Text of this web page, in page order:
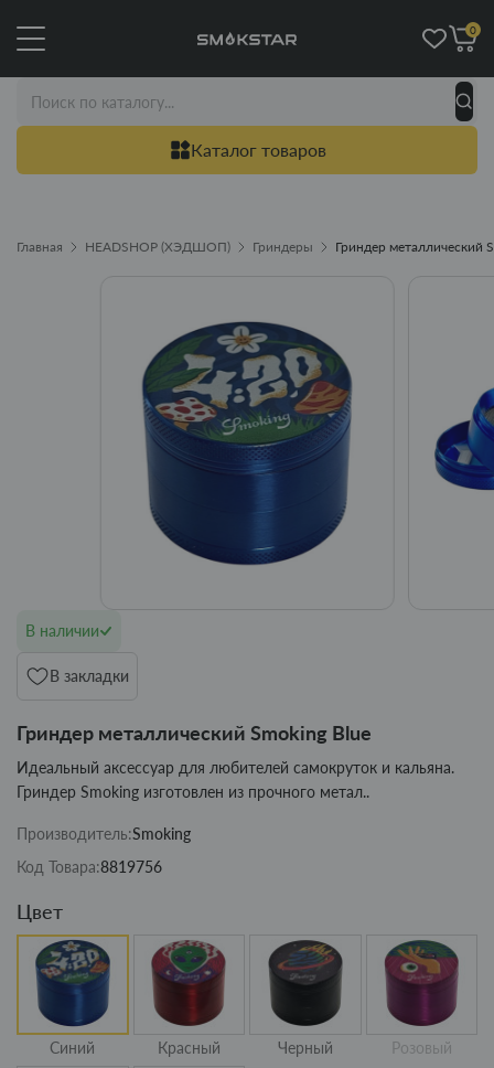
Каталог товаров
0
Главная HEADSHOP (ХЭДШОП) Гриндеры Гриндер металлический
В наличии
В закладки
Гриндер металлический Smoking Blue
Идеальный аксессуар для любителей самокруток и кальяна.
Гриндер Smoking изготовлен из прочного метал..
Производитель:Smoking
Код Товара:8819756
Цвет
Синий Красный Черный Розовый